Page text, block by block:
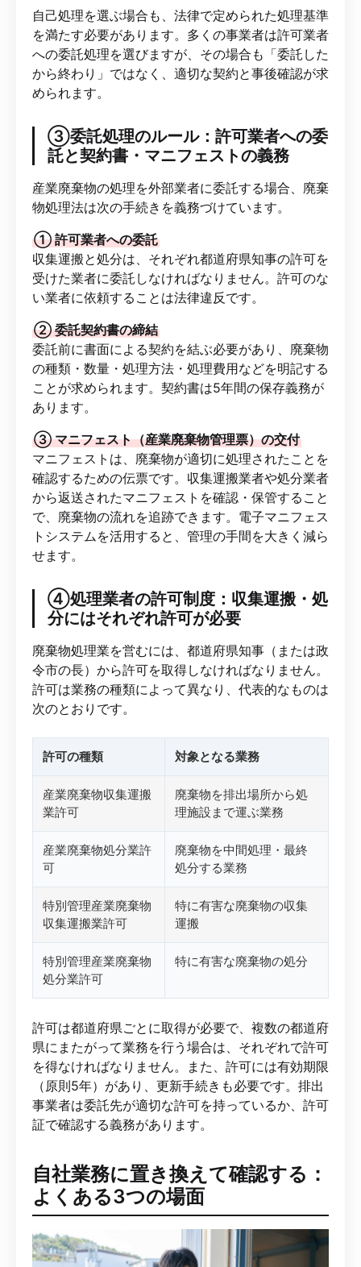
自己処理を選ぶ場合も、法律で定められた処理基準
を満たす必要があります。多くの事業者は許可業者
への委託処理を選びますが、その場合も「委託した
から終わり」ではなく、適切な契約と事後確認が求
められます。
③委託処理のルール：許可業者への委
託と契約書・マニフェストの義務
産業廃棄物の処理を外部業者に委託する場合、廃棄
物処理法は次の手続きを義務づけています。
① 許可業者への委託
収集運搬と処分は、それぞれ都道府県知事の許可を
受けた業者に委託しなければなりません。許可のな
い業者に依頼することは法律違反です。
② 委託契約書の締結
委託前に書面による契約を結ぶ必要があり、廃棄物
の種類・数量・処理方法・処理費用などを明記する
ことが求められます。契約書は5年間の保存義務が
あります。
③ マニフェスト（産業廃棄物管理票）の交付
マニフェストは、廃棄物が適切に処理されたことを
確認するための伝票です。収集運搬業者や処分業者
から返送されたマニフェストを確認・保管すること
で、廃棄物の流れを追跡できます。電子マニフェス
トシステムを活用すると、管理の手間を大きく減ら
せます。
④処理業者の許可制度：収集運搬・処
分にはそれぞれ許可が必要
廃棄物処理業を営むには、都道府県知事（または政
令市の長）から許可を取得しなければなりません。
許可は業務の種類によって異なり、代表的なものは
次のとおりです。
許可の種類 対象となる業務
産業廃棄物収集運搬
業許可
廃棄物を排出場所から処
理施設まで運ぶ業務
産業廃棄物処分業許
可
廃棄物を中間処理・最終
処分する業務
特別管理産業廃棄物
収集運搬業許可
特に有害な廃棄物の収集
運搬
特別管理産業廃棄物
処分業許可
特に有害な廃棄物の処分
許可は都道府県ごとに取得が必要で、複数の都道府
県にまたがって業務を行う場合は、それぞれで許可
を得なければなりません。また、許可には有効期限
（原則5年）があり、更新手続きも必要です。排出
事業者は委託先が適切な許可を持っているか、許可
証で確認する義務があります。
自社業務に置き換えて確認する：
よくある3つの場面